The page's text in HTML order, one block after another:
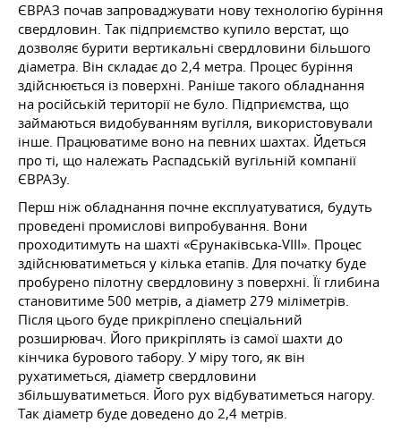
ЄВРАЗ почав запроваджувати нову технологію буріння
свердловин. Так підприємство купило верстат, що
дозволяє бурити вертикальні свердловини більшого
діаметра. Він складає до 2,4 метра. Процес буріння
здійснюється із поверхні. Раніше такого обладнання
на російській території не було. Підприємства, що
займаються видобуванням вугілля, використовували
інше. Працюватиме воно на певних шахтах. Йдеться
про ті, що належать Распадській вугільній компанії
ЄВРАЗу.
Перш ніж обладнання почне експлуатуватися, будуть
проведені промислові випробування. Вони
проходитимуть на шахті «Єрунаківська-VIII». Процес
здійснюватиметься у кілька етапів. Для початку буде
пробурено пілотну свердловину з поверхні. Її глибина
становитиме 500 метрів, а діаметр 279 міліметрів.
Після цього буде прикріплено спеціальний
розширювач. Його прикріплять із самої шахти до
кінчика бурового табору. У міру того, як він
рухатиметься, діаметр свердловини
збільшуватиметься. Його рух відбуватиметься нагору.
Так діаметр буде доведено до 2,4 метрів.